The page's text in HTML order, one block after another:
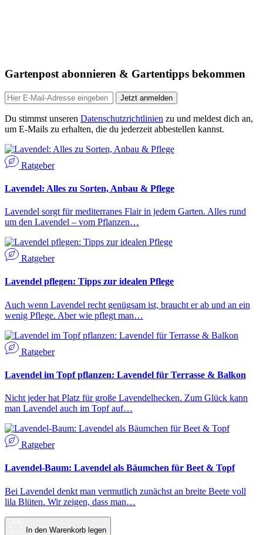
Gartenpost abonnieren & Gartentipps bekommen
Jetzt anmelden
Du stimmst unseren Datenschutzrichtlinien zu und meldest dich an,
um E-Mails zu erhalten, die du jederzeit abbestellen kannst.
Ratgeber
Lavendel: Alles zu Sorten, Anbau & Pflege
Lavendel sorgt für mediterranes Flair in jedem Garten. Alles rund
um den Lavendel – vom Pflanzen…
Ratgeber
Lavendel pflegen: Tipps zur idealen Pflege
Auch wenn Lavendel recht genügsam ist, braucht er ab und an ein
wenig Pflege. Aber wie pflegt man…
Ratgeber
Lavendel im Topf pflanzen: Lavendel für Terrasse & Balkon
Nicht jeder hat Platz für große Lavendelhecken. Zum Glück kann
man Lavendel auch im Topf auf…
Ratgeber
Lavendel-Baum: Lavendel als Bäumchen für Beet & Topf
Bei Lavendel denkt man vermutlich zunächst an breite Beete voll
lila Blüten. Wir zeigen, dass man…
In den Warenkorb legen